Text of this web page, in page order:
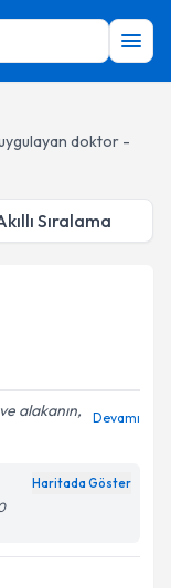
doktor -
Sıralama
alakanın,
Devamı
Haritada Göster